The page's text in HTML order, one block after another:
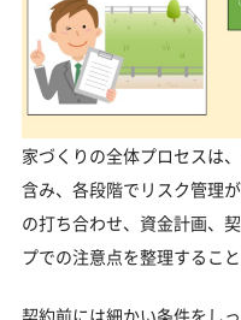
家づくりの全体プロセスは
含み、各段階でリスク管理
の打ち合わせ、資金計画、
プでの注意点を整理するこ
契約前には細かい条件をし